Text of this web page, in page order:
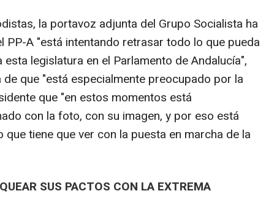
la portavoz adjunta del Grupo Socialista ha
PP-A "está intentando retrasar todo lo que pueda
legislatura en el Parlamento de Andalucía",
que "está especialmente preocupado por la
que "en estos momentos está
con la foto, con su imagen, y por eso está
tiene que ver con la puesta en marcha de la
SUS PACTOS CON LA EXTREMA